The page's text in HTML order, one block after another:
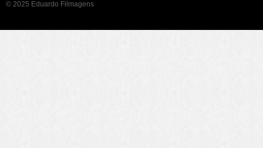
© 2025 Eduardo Filmagens